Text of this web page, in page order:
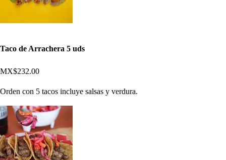
Taco de Arrachera 5 uds
MX$232.00
Orden con 5 tacos incluye salsas y verdura.